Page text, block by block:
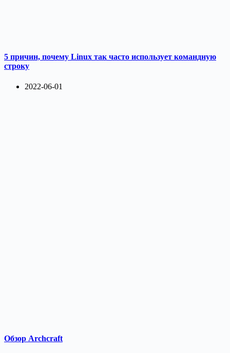
5 причин, почему Linux так часто использует командную
строку
2022-06-01
Обзор Archcraft